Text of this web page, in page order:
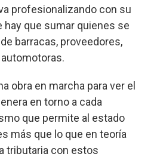
profesionalizando con su
hay que sumar quienes se
barracas, proveedores,
obra en marcha para ver el
en torno a cada
que permite al estado
más que lo que en teoría
tributaria con estos